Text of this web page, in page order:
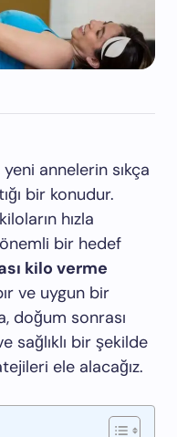
yeni annelerin sıkça
bir konudur.
hızla
bir hedef
kilo verme
ve uygun bir
doğum sonrası
sağlıklı bir şekilde
ele alacağız.